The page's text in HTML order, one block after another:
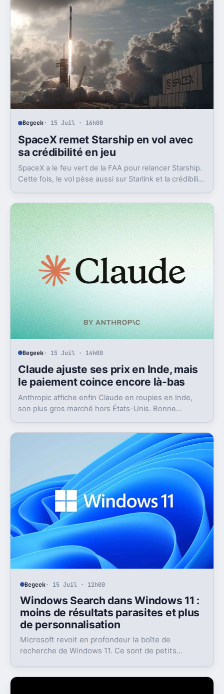
Begeek· 15 Juil · 16h00
SpaceX remet Starship en vol avec
sa crédibilité en jeu
SpaceX a le feu vert de la FAA pour relancer Starship.
Cette fois, le vol pèse aussi sur Starlink et la crédibilité
Begeek· 15 Juil · 14h00
Claude ajuste ses prix en Inde, mais
le paiement coince encore là-bas
Anthropic affiche enfin Claude en roupies en Inde,
son plus gros marché hors États-Unis. Bonne
abonnements.
Begeek· 15 Juil · 12h00
Windows Search dans Windows 11 :
moins de résultats parasites et plus
de personnalisation
Microsoft revoit en profondeur la boîte de
recherche de Windows 11. Ce sont de petits